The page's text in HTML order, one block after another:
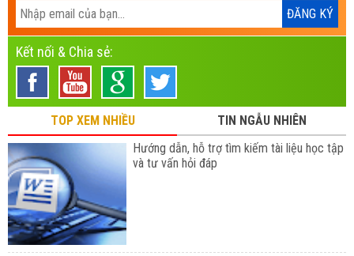
Kết nối & Chia sẻ:
TOP XEM NHIỀU
TIN NGẪU NHIÊN
Hướng dẫn, hỗ trợ tìm kiếm tài liệu học tập
và tư vấn hỏi đáp